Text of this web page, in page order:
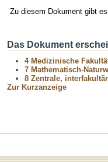
Zu diesem Dokument gibt
Das Dokument
4 Medizinische
7 Mathematisch-
8 Zentrale,
Zur Kurzanzeige